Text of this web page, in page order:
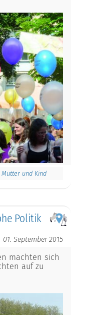
und Kind
Politik
01. September 2015
machten sich
auf zu